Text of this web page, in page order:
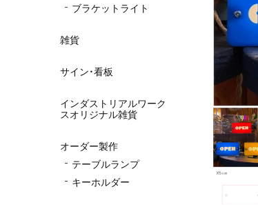
ブラケットライト
雑貨
サイン・看板
インダストリアルワーク
スオリジナル雑貨
オーダー製作
テーブルランプ
キーホルダー